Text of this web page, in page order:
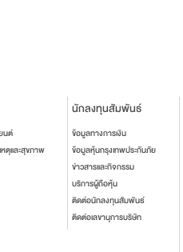
นต์
ตุและสุขภาพ
นักลงทุนสัมพันธ์
ข้อมูลทางการเงิน
ข้อมูลหุ้นกรุงเทพประกันภัย
ข่าวสารและกิจกรรม
บริการผู้ถือหุ้น
ติดต่อนักลงทุนสัมพันธ์
ติดต่อเลขานุการบริษัท